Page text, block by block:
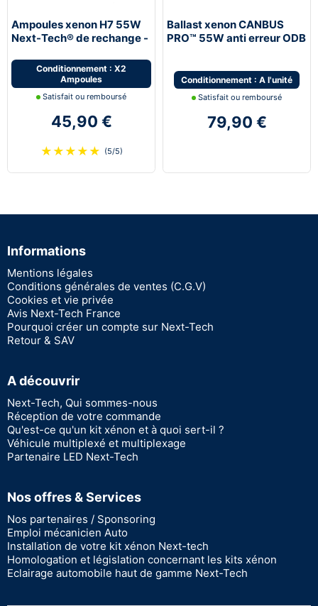
Ampoules xenon H7 55W
Next-Tech® de rechange -
Conditionnement : X2
Ampoules
Satisfait ou remboursé
45,90 €
★ ★ ★ ★ ★ (5/5)
Ballast xenon CANBUS
PRO™ 55W anti erreur ODB
Conditionnement : A l'unité
Satisfait ou remboursé
79,90 €
Informations
Mentions légales
Conditions générales de ventes (C.G.V)
Cookies et vie privée
Avis Next-Tech France
Pourquoi créer un compte sur Next-Tech
Retour & SAV
A découvrir
Next-Tech, Qui sommes-nous
Réception de votre commande
Qu'est-ce qu'un kit xénon et à quoi sert-il ?
Véhicule multiplexé et multiplexage
Partenaire LED Next-Tech
Nos offres & Services
Nos partenaires / Sponsoring
Emploi mécanicien Auto
Installation de votre kit xénon Next-tech
Homologation et législation concernant les kits xénon
Eclairage automobile haut de gamme Next-Tech